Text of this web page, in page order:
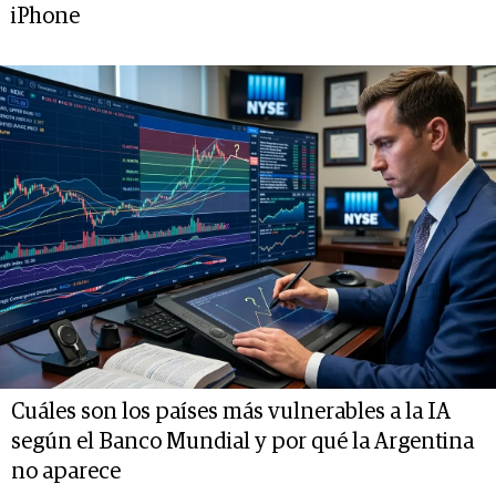
iPhone
Cuáles son los países más vulnerables a la IA
según el Banco Mundial y por qué la Argentina
no aparece